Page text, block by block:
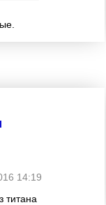
14:19
титана